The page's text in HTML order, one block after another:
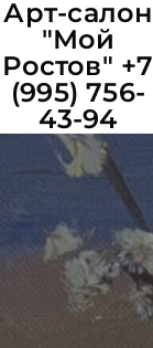
Арт-салон
"Мой
Ростов" +7
(995) 756-
43-94